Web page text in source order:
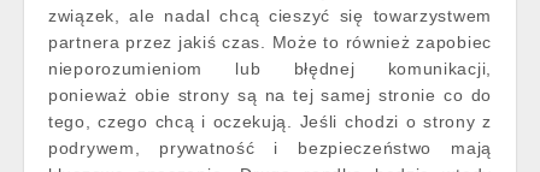
związek, ale nadal chcą cieszyć się towarzystwem
partnera przez jakiś czas. Może to również zapobiec
nieporozumieniom lub błędnej komunikacji,
ponieważ obie strony są na tej samej stronie co do
tego, czego chcą i oczekują. Jeśli chodzi o strony z
podrywem, prywatność i bezpieczeństwo mają